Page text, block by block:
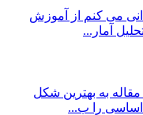
می کنم از آموزش
به بهترین شکل
اساسی را ب...